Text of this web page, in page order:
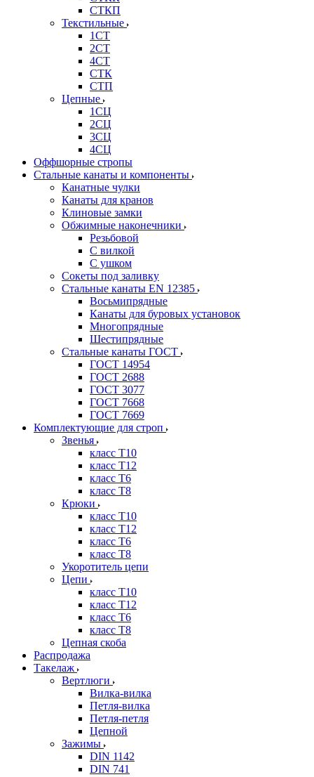
СТКП
Текстильные
1СТ
2СТ
4СТ
СТК
СТП
Цепные
1СЦ
2СЦ
3СЦ
4СЦ
Оффшорные стропы
Стальные канаты и компоненты
Канатные чулки
Канаты для кранов
Клиновые замки
Обжимные наконечники
Резьбовой
С вилкой
С ушком
Сокеты под заливку
Стальные канаты EN 12385
Восьмипрядные
Канаты для буровых установок
Многопрядные
Шестипрядные
Стальные канаты ГОСТ
ГОСТ 14954
ГОСТ 2688
ГОСТ 3077
ГОСТ 7668
ГОСТ 7669
Комплектующие для строп
Звенья
класс Т10
класс Т12
класс Т6
класс Т8
Крюки
класс Т10
класс Т12
класс Т6
класс Т8
Укоротитель цепи
Цепи
класс Т10
класс Т12
класс Т6
класс Т8
Цепная скоба
Распродажа
Такелаж
Вертлюги
Вилка-вилка
Петля-вилка
Петля-петля
Цепной
Зажимы
DIN 1142
DIN 741